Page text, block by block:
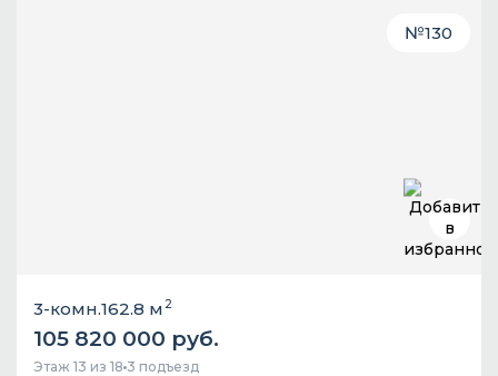
№130
3-комн.162.8 м 2
105 820 000 руб.
Этаж 13 из 18 3 подъезд